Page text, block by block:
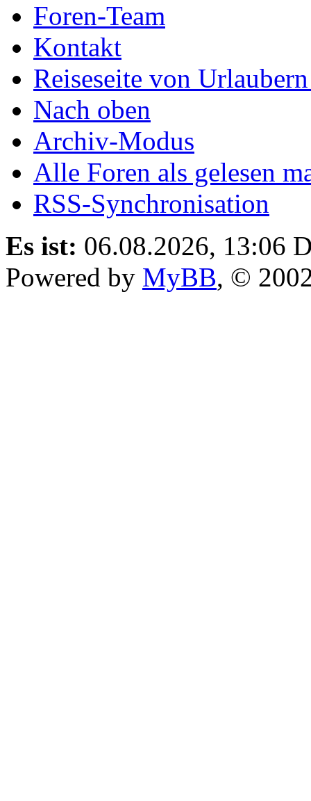
Foren-Team
Kontakt
Reiseseite von
Nach oben
Archiv-Modus
Alle Foren als gelesen
RSS-Synchronisation
Es ist: 06.08.2026, 13:06
Powered by MyBB, ©